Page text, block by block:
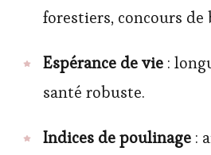
forestiers, concours de
Espérance de vie :
santé robuste.
Indices de poulinage :